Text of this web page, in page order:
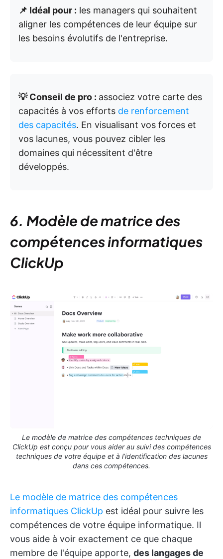
📌 Idéal pour : les managers qui souhaitent
aligner les compétences de leur équipe sur
les besoins évolutifs de l'entreprise.
💡 Conseil de pro : associez votre carte des
capacités à vos efforts de renforcement
des capacités. En visualisant vos forces et
vos lacunes, vous pouvez cibler les
domaines qui nécessitent d'être
développés.
6. Modèle de matrice des
compétences informatiques
ClickUp
Le modèle de matrice des compétences techniques de
ClickUp est conçu pour vous aider au suivi des compétences
techniques de votre équipe et à l’identification des lacunes
dans ces compétences.
Le modèle de matrice des compétences
informatiques ClickUp est idéal pour suivre les
compétences de votre équipe informatique. Il
vous aide à voir exactement ce que chaque
membre de l'équipe apporte, des langages de